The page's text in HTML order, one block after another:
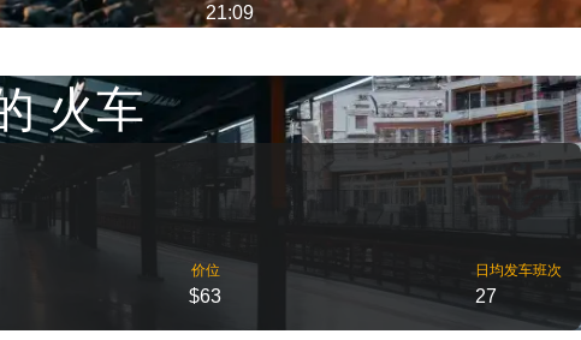
21:09
火车
价位
$63
日均发车班次
27